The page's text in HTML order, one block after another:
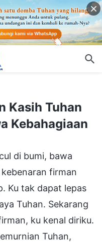
Kasih Tuhan
Kebahagiaan
di bumi, bawa
firman
Ku tak dapat lepas
Tuhan. Sekarang
ku kenal diriku.
Tuhan,